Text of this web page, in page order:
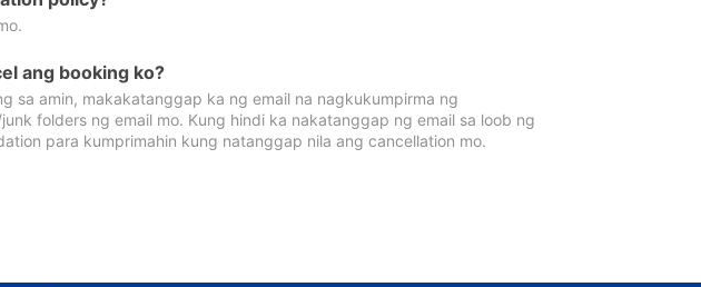
ang booking ko?
sa amin, makakatanggap ka ng email na nagkukumpirma ng
folders ng email mo. Kung hindi ka nakatanggap ng email sa loob ng
para kumprimahin kung natanggap nila ang cancellation mo.